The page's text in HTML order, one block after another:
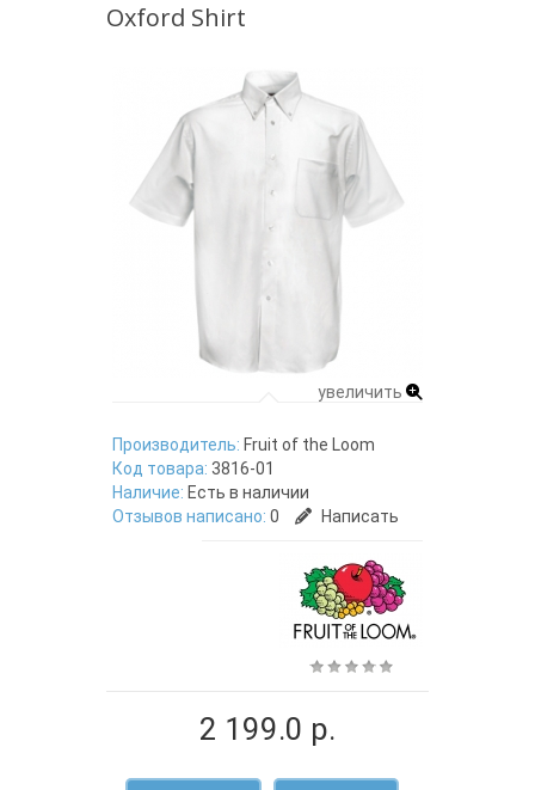
Oxford Shirt
увеличить
Производитель: Fruit of the Loom
Код товара: 3816-01
Наличие: Есть в наличии
Отзывов написано: 0 Написать
2 199.0 р.